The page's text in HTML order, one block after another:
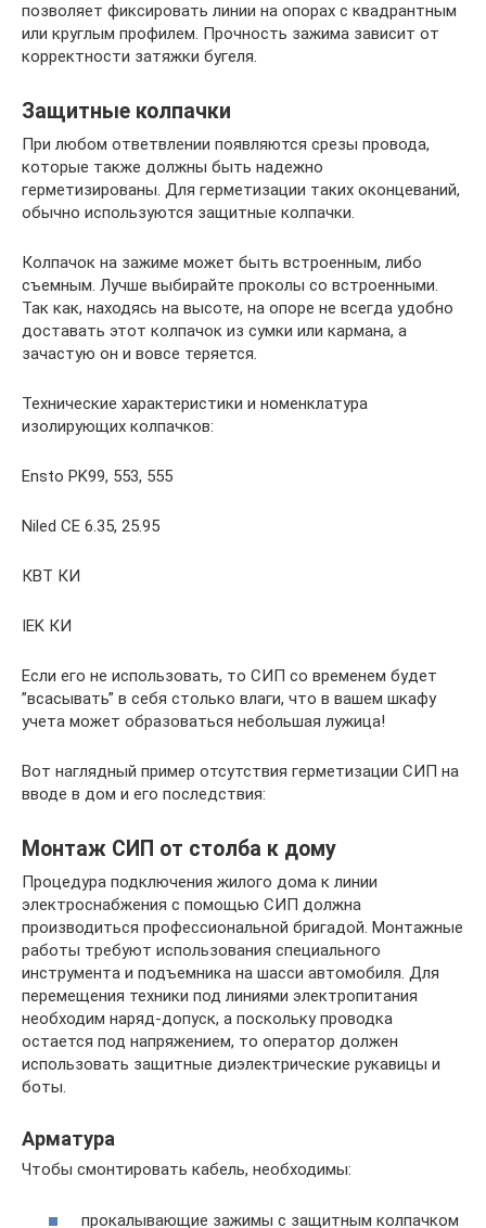
позволяет фиксировать линии на опорах с квадрантным
или круглым профилем. Прочность зажима зависит от
корректности затяжки бугеля.
Защитные колпачки
При любом ответвлении появляются срезы провода,
которые также должны быть надежно
герметизированы. Для герметизации таких оконцеваний,
обычно используются защитные колпачки.
Колпачок на зажиме может быть встроенным, либо
съемным. Лучше выбирайте проколы со встроенными.
Так как, находясь на высоте, на опоре не всегда удобно
доставать этот колпачок из сумки или кармана, а
зачастую он и вовсе теряется.
Технические характеристики и номенклатура
изолирующих колпачков:
Ensto PK99, 553, 555
Niled CE 6.35, 25.95
КВТ КИ
IEK КИ
Если его не использовать, то СИП со временем будет
”всасывать” в себя столько влаги, что в вашем шкафу
учета может образоваться небольшая лужица!
Вот наглядный пример отсутствия герметизации СИП на
вводе в дом и его последствия:
Монтаж СИП от столба к дому
Процедура подключения жилого дома к линии
электроснабжения с помощью СИП должна
производиться профессиональной бригадой. Монтажные
работы требуют использования специального
инструмента и подъемника на шасси автомобиля. Для
перемещения техники под линиями электропитания
необходим наряд-допуск, а поскольку проводка
остается под напряжением, то оператор должен
использовать защитные диэлектрические рукавицы и
боты.
Арматура
Чтобы смонтировать кабель, необходимы:
прокалывающие зажимы с защитным колпачком